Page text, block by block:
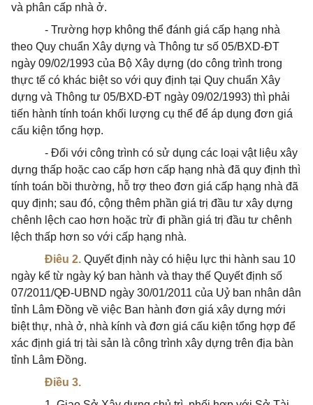
và phân cấp nhà ở.
- Trường hợp không thể đánh giá cấp hạng nhà
theo Quy chuẩn Xây dựng và Thông tư số 05/BXD-ĐT
ngày 09/02/1993 của Bộ Xây dựng (do công trình trong
thực tế có khác biệt so với quy định tại Quy chuẩn Xây
dựng và Thông tư 05/BXD-ĐT ngày 09/02/1993) thì phải
tiến hành tính toán khối lượng cụ thể để áp dụng đơn giá
cấu kiện tổng hợp.
- Đối với công trình có sử dụng các loại vật liệu xây
dựng thấp hoặc cao cấp hơn cấp hạng nhà đã quy định thì
tính toán bồi thường, hỗ trợ theo đơn giá cấp hạng nhà đã
quy định; sau đó, cộng thêm phần giá trị đầu tư xây dựng
chênh lệch cao hơn hoặc trừ đi phần giá trị đầu tư chênh
lệch thấp hơn so với cấp hạng nhà.
Điêu 2. Quyết định này có hiệu lực thi hành sau 10
ngày kể từ ngày ký ban hành và thay thế Quyết định số
07/2011/QĐ-UBND ngày 30/01/2011 của Uỷ ban nhân dân
tỉnh Lâm Đồng về việc Ban hành đơn giá xây dựng mới
biệt thự, nhà ở, nhà kính và đơn giá cấu kiện tổng hợp để
xác định giá trị tài sản là công trình xây dựng trên địa bàn
tỉnh Lâm Đồng.
Điều 3.